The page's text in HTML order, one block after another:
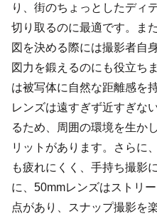
り、街のちょっとしたディ
切り取るのに最適です。ま
図を決める際には撮影者自
図力を鍛えるのにも役立ち
は被写体に自然な距離感を
レンズは遠すぎず近すぎな
るため、周囲の環境を生か
リットがあります。さらに
も疲れにくく、手持ち撮影
に、50mmレンズはストリ
点があり、スナップ撮影を